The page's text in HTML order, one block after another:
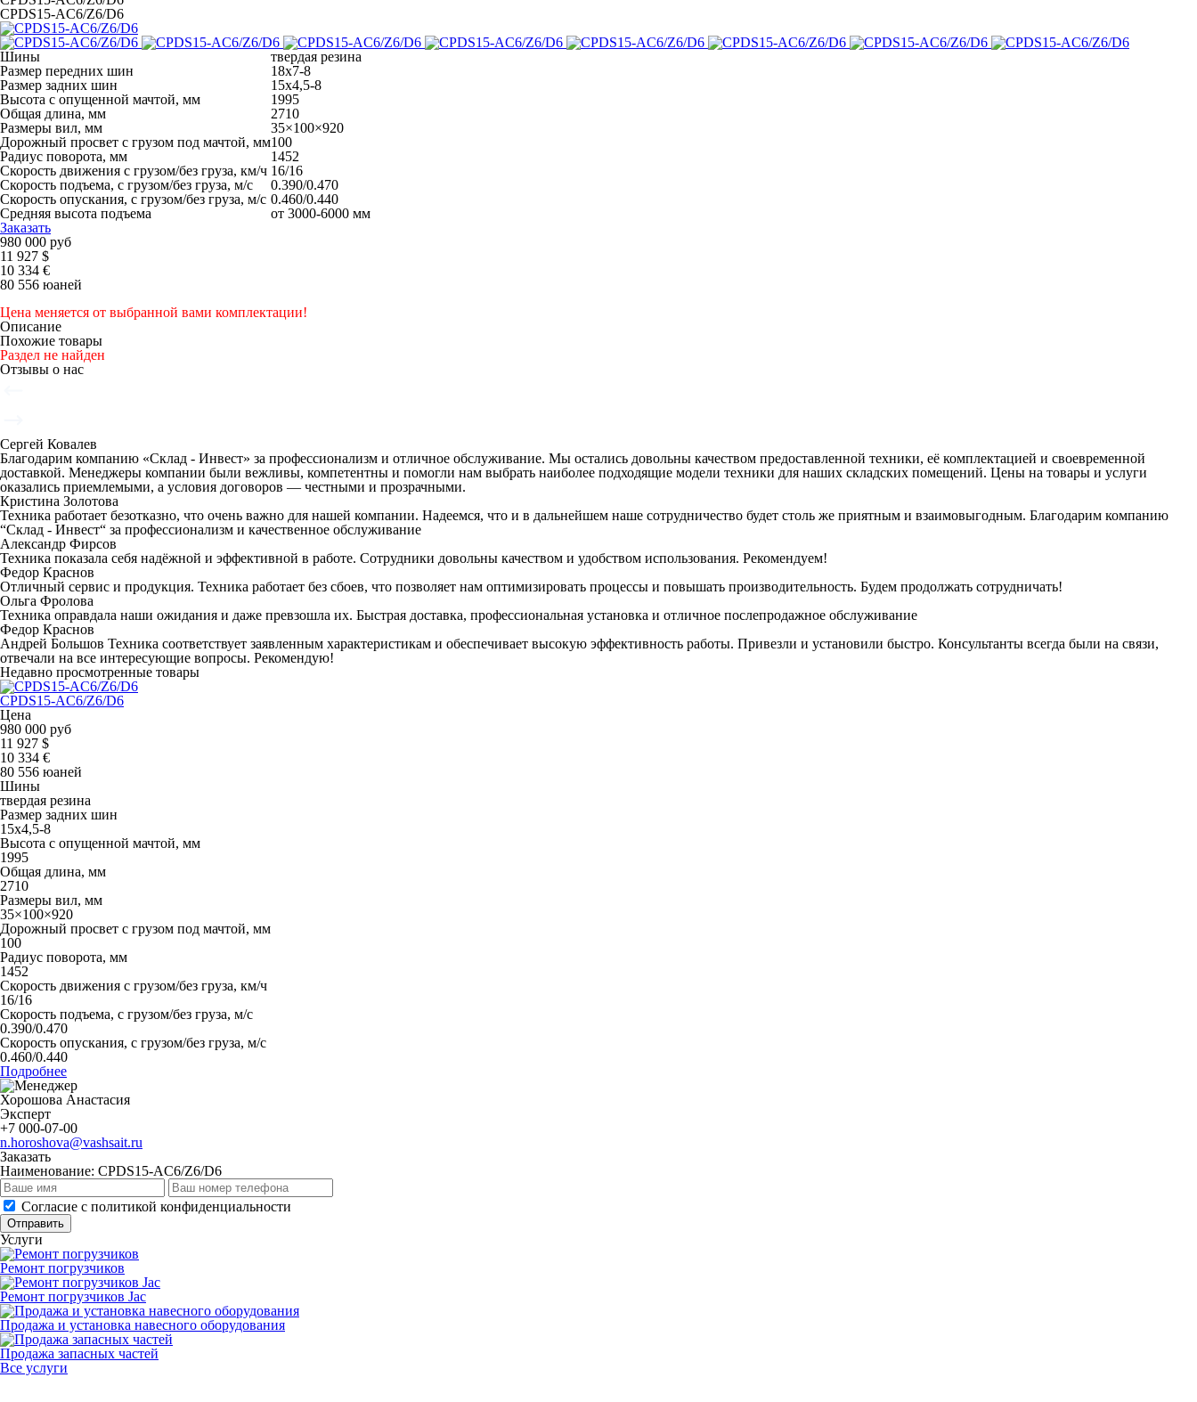
CPDS15-AC6/Z6/D6
Шины
твердая резина
Размер передних шин
18х7-8
Размер задних шин
15х4,5-8
Высота с опущенной мачтой, мм
1995
Общая длина, мм
2710
Размеры вил, мм
35×100×920
Дорожный просвет с грузом под мачтой, мм100
Радиус поворота, мм
1452
Скорость движения с грузом/без груза, км/ч 16/16
Скорость подъема, с грузом/без груза, м/с
0.390/0.470
Скорость опускания, с грузом/без груза, м/с 0.460/0.440
Средняя высота подъема
от 3000-6000 мм
Заказать
980 000 руб
11 927 $
10 334 €
80 556 юаней
Цена меняется от выбранной вами комплектации!
Описание
Похожие товары
Раздел не найден
Отзывы о нас
Сергей Ковалев
Благодарим компанию «Склад - Инвест» за профессионализм и отличное обслуживание. Мы остались довольны качеством предоставленной техники, её комплектацией и своевременной
доставкой. Менеджеры компании были вежливы, компетентны и помогли нам выбрать наиболее подходящие модели техники для наших складских помещений. Цены на товары и услуги
оказались приемлемыми, а условия договоров — честными и прозрачными.
Кристина Золотова
Техника работает безотказно, что очень важно для нашей компании. Надеемся, что и в дальнейшем наше сотрудничество будет столь же приятным и взаимовыгодным. Благодарим компанию
“Склад - Инвест“ за профессионализм и качественное обслуживание
Александр Фирсов
Техника показала себя надёжной и эффективной в работе. Сотрудники довольны качеством и удобством использования. Рекомендуем!
Федор Краснов
Отличный сервис и продукция. Техника работает без сбоев, что позволяет нам оптимизировать процессы и повышать производительность. Будем продолжать сотрудничать!
Ольга Фролова
Техника оправдала наши ожидания и даже превзошла их. Быстрая доставка, профессиональная установка и отличное послепродажное обслуживание
Федор Краснов
Андрей Большов Техника соответствует заявленным характеристикам и обеспечивает высокую эффективность работы. Привезли и установили быстро. Консультанты всегда были на связи,
отвечали на все интересующие вопросы. Рекомендую!
Недавно просмотренные товары
CPDS15-AC6/Z6/D6
Цена
980 000 руб
11 927 $
10 334 €
80 556 юаней
Шины
твердая резина
Размер задних шин
15х4,5-8
Высота с опущенной мачтой, мм
1995
Общая длина, мм
2710
Размеры вил, мм
35×100×920
Дорожный просвет с грузом под мачтой, мм
100
Радиус поворота, мм
1452
Скорость движения с грузом/без груза, км/ч
16/16
Скорость подъема, с грузом/без груза, м/с
0.390/0.470
Скорость опускания, с грузом/без груза, м/с
0.460/0.440
Подробнее
Хорошова Анастасия
Эксперт
+7 000-07-00
n.horoshova@vashsait.ru
Заказать
Наименование: CPDS15-AC6/Z6/D6
Cогласие с политикой конфиденциальности
Отправить
Услуги
Ремонт погрузчиков
Ремонт погрузчиков Jac
Продажа и установка навесного оборудования
Продажа запасных частей
Все услуги